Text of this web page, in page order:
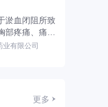
淤血闭阻所致
部疼痛、痛处
；冠心病心绞
业有限公司
更多